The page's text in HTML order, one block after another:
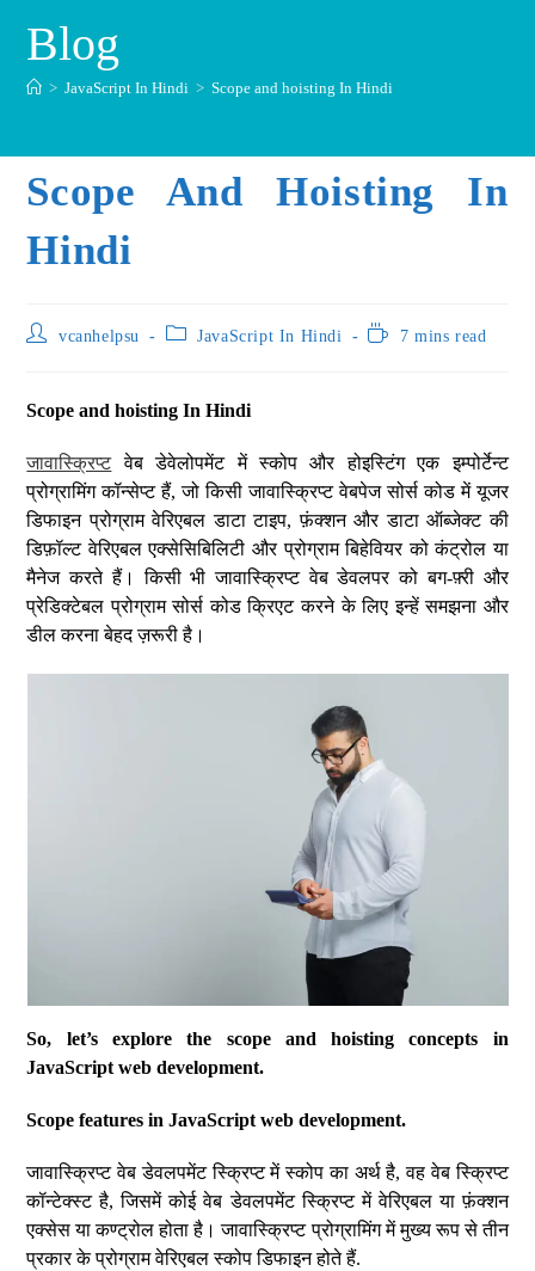
Blog
> JavaScript In Hindi > Scope and hoisting In Hindi
Scope And Hoisting In
Hindi
vcanhelpsu JavaScript In Hindi 7 mins read
Scope and hoisting In Hindi
जावास्क्रिप्टवेब डेवेलोपमेंट में स्कोप और होइस्टिंग एक इम्पोर्टेन्ट
प्रोग्रामिंग कॉन्सेप्ट हैं, जो किसी जावास्क्रिप्ट वेबपेज सोर्स कोड में यूजर
डिफाइन प्रोग्राम वेरिएबल डाटा टाइप, फ़ंक्शन और डाटा ऑब्जेक्ट की
डिफ़ॉल्ट वेरिएबल एक्सेसिबिलिटी और प्रोग्राम बिहेवियर को कंट्रोल या
मैनेज करते हैं। किसी भी जावास्क्रिप्ट वेब डेवलपर को बग-फ़्री और
प्रेडिक्टेबल प्रोग्राम सोर्स कोड क्रिएट करने के लिए इन्हें समझना और
डील करना बेहद ज़रूरी है।
So, let’s explore the scope and hoisting concepts in
JavaScript web development.
Scope features in JavaScript web development.
जावास्क्रिप्ट वेब डेवलपमेंट स्क्रिप्ट में स्कोप का अर्थ है, वह वेब स्क्रिप्ट
कॉन्टेक्स्ट है, जिसमें कोई वेब डेवलपमेंट स्क्रिप्ट में वेरिएबल या फ़ंक्शन
एक्सेस या कण्ट्रोल होता है। जावास्क्रिप्ट प्रोग्रामिंग में मुख्य रूप से तीन
प्रकार के प्रोग्राम वेरिएबल स्कोप डिफाइन होते हैं.